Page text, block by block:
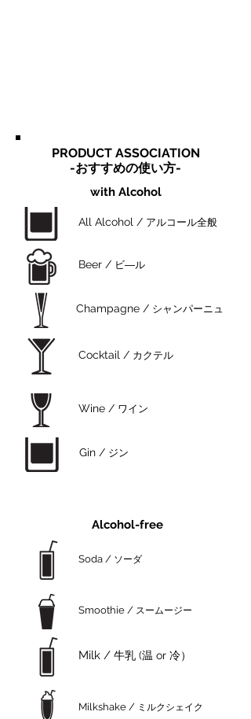
PRODUCT ASSOCIATION
​-おすすめの使い方-
with Alcohol
All Alcohol / アルコール全般
Beer / ビ―ル
Champagne / シャンパーニュ
Cocktail / カクテル
Wine / ワイン
Gin / ジン
Alcohol-free
Soda / ソーダ
Smoothie / スームージー
Milk / 牛乳 (温 or 冷）
Milkshake / ミルクシェイク